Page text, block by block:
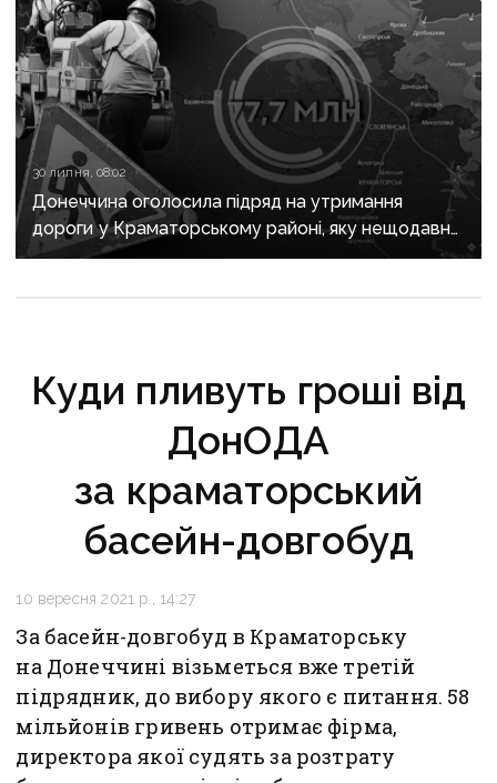
30 липня, 08:02
Донеччина оголосила підряд на утримання
дороги у Краматорському районі, яку нещодавно
вже ремонтували
Куди пливуть гроші від
ДонОДА
за краматорський
басейн-довгобуд
10 вересня 2021 р., 14:27
За басейн-довгобуд в Краматорську
на Донеччині візьметься вже третій
підрядник, до вибору якого є питання. 58
мільйонів гривень отримає фірма,
директора якої судять за розтрату